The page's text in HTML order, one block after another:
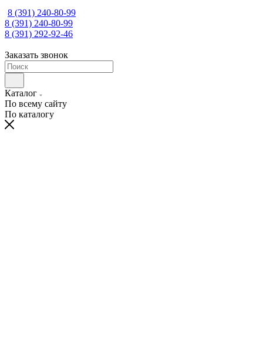
8 (391) 240-80-99
8 (391) 240-80-99
8 (391) 292-92-46
Заказать звонок
Каталог
По всему сайту
По каталогу